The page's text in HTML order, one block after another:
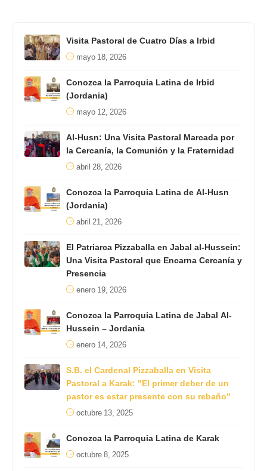
Visita Pastoral de Cuatro Días a Irbid
mayo 18, 2026
Conozca la Parroquia Latina de Irbid
(Jordania)
mayo 12, 2026
Al-Husn: Una Visita Pastoral Marcada por
la Cercanía, la Comunión y la Fraternidad
abril 28, 2026
Conozca la Parroquia Latina de Al-Husn
(Jordania)
abril 21, 2026
El Patriarca Pizzaballa en Jabal al-Hussein:
Una Visita Pastoral que Encarna Cercanía y
Presencia
enero 19, 2026
Conozca la Parroquia Latina de Jabal Al-
Hussein – Jordania
enero 14, 2026
S.B. el Cardenal Pizzaballa en Visita
Pastoral a Karak: "El primer deber de un
pastor es estar presente con su rebaño"
octubre 13, 2025
Conozca la Parroquia Latina de Karak
octubre 8, 2025